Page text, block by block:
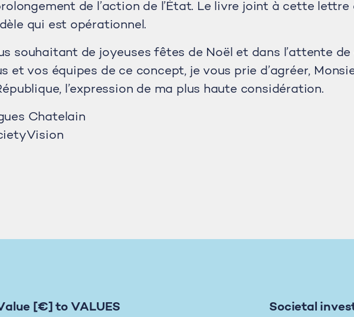
de l’action de l’État. Le livre joint à cette
qui est opérationnel.
souhaitant de joyeuses fêtes de Noël et dans l’attente
et vos équipes de ce concept, je vous prie d’agréer,
l’expression de ma plus haute considération.
Chatelain
[€] to VALUES
Societal